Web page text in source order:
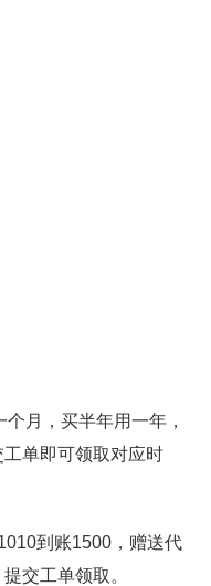
月，买半年用一年，
单即可领取对应时
到账1500，赠送代
交工单领取。